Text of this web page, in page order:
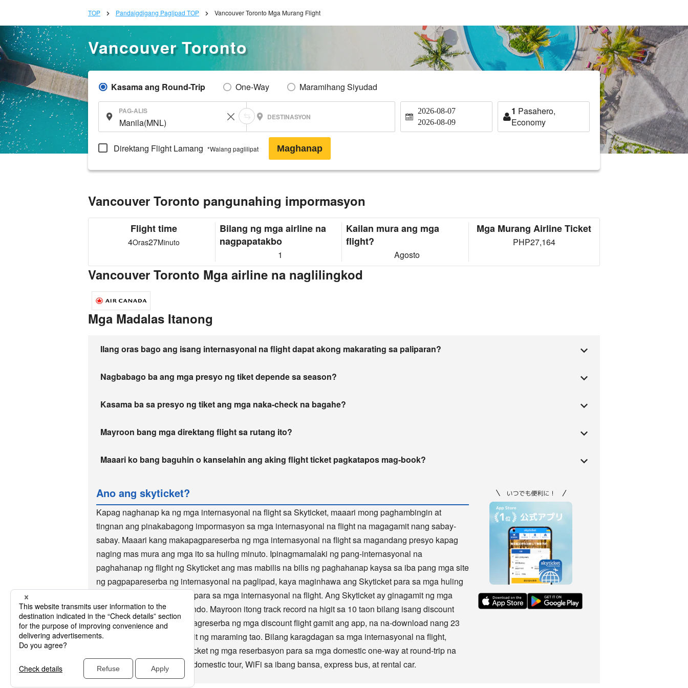
TOP Pandaigdigang Paglipad TOP Vancouver Toronto Mga Murang Flight
Vancouver Toronto
Kasama ang Round-Trip One-Way Maramihang Siyudad
PAG-ALIS
DESTINASYON
2026-08-07
2026-08-09
1 Pasahero,
Economy
Direktang Flight Lamang *Walang paglilipat Maghanap
Vancouver Toronto pangunahing impormasyon
Flight time
4Oras27Minuto
Bilang ng mga airline na
nagpapatakbo
1
Kailan mura ang mga
flight?
Agosto
Mga Murang Airline Ticket
PHP27,164
Vancouver Toronto Mga airline na naglilingkod
Mga Madalas Itanong
Ilang oras bago ang isang internasyonal na flight dapat akong makarating sa paliparan?
Nagbabago ba ang mga presyo ng tiket depende sa season?
Kasama ba sa presyo ng tiket ang mga naka-check na bagahe?
Mayroon bang mga direktang flight sa rutang ito?
Maaari ko bang baguhin o kanselahin ang aking flight ticket pagkatapos mag-book?
Ano ang skyticket?
Kapag naghanap ka ng mga internasyonal na flight sa Skyticket, maaari mong paghambingin at
tingnan ang pinakabagong impormasyon sa mga internasyonal na flight na magagamit nang sabay-
sabay. Maaari kang makapagpareserba ng mga internasyonal na flight sa magandang presyo kapag
naging mas mura ang mga ito sa huling minuto. Ipinagmamalaki ng pang-internasyonal na
paghahanap ng flight ng Skyticket ang mas mabilis na bilis ng paghahanap kaysa sa iba pang mga site
ng pagpapareserba ng internasyonal na paglipad, kaya maginhawa ang Skyticket para sa mga huling
minutong pagpapareserba para sa mga internasyonal na flight. Ang Skyticket ay ginagamit ng mga
manlalakbay sa buong mundo. Mayroon itong track record na higit sa 10 taon bilang isang discount
flight site. Maginhawang magreserba ng mga discount flight gamit ang app, na na-download nang 23
milyong beses, at ginagamit ng maraming tao. Bilang karagdagan sa mga internasyonal na flight,
tumatanggap din ang Skyticket ng mga reserbasyon para sa mga domestic one-way at round-trip na
flight, reservation sa hotel, domestic tour, WiFi sa ibang bansa, express bus, at rental car.